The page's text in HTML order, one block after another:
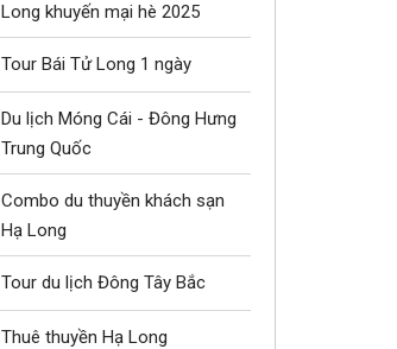
Long khuyến mại hè 2025
Tour Bái Tử Long 1 ngày
Du lịch Móng Cái - Đông Hưng
Trung Quốc
Combo du thuyền khách sạn
Hạ Long
Tour du lịch Đông Tây Bắc
Thuê thuyền Hạ Long